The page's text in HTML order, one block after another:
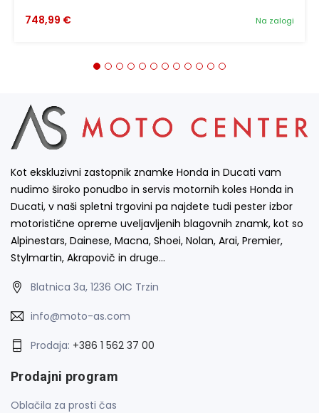
Na zalogi
748,99 €
Kot ekskluzivni zastopnik znamke Honda in Ducati vam
nudimo široko ponudbo in servis motornih koles Honda in
Ducati, v naši spletni trgovini pa najdete tudi pester izbor
motoristične opreme uveljavljenih blagovnih znamk, kot so
Alpinestars, Dainese, Macna, Shoei, Nolan, Arai, Premier,
Stylmartin, Akrapovič in druge…
Blatnica 3a, 1236 OIC Trzin
info@moto-as.com
Prodaja: +386 1 562 37 00
Prodajni program
Oblačila za prosti čas